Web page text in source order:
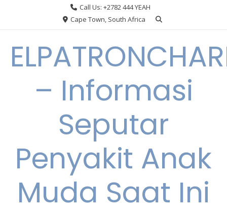
Call Us: +2782 444 YEAH
Cape Town, South Africa
– Informasi
Seputar
Penyakit Anak
Muda Saat Ini